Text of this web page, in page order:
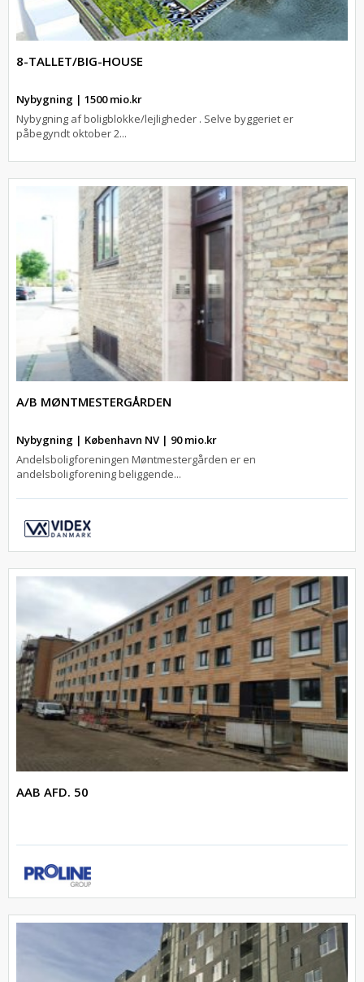
8-TALLET/BIG-HOUSE
Nybygning | 1500 mio.kr
Nybygning af boligblokke/lejligheder . Selve byggeriet er
påbegyndt oktober 2...
A/B MØNTMESTERGÅRDEN
Nybygning | København NV | 90 mio.kr
Andelsboligforeningen Møntmestergården er en
andelsboligforening beliggende...
AAB AFD. 50